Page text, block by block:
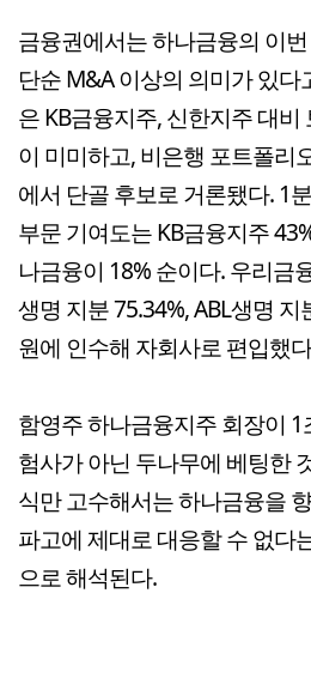
금융권에서는 하나금융의 이
단순 M&A 이상의 의미가 있다
은 KB금융지주, 신한지주 대
이 미미하고, 비은행 포트폴리
에서 단골 후보로 거론됐다. 1
부문 기여도는 KB금융지주
나금융이 18% 순이다. 우리금
생명 지분 75.34%, ABL생명
원에 인수해 자회사로 편입했
함영주 하나금융지주 회장이
험사가 아닌 두나무에 베팅한
식만 고수해서는 하나금융을
파고에 제대로 대응할 수 없다
으로 해석된다.